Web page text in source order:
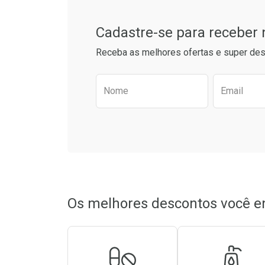
Cadastre-se para receber
Receba as melhores ofertas e super
Preencha o formulário
Nome Email
Os melhores descontos você